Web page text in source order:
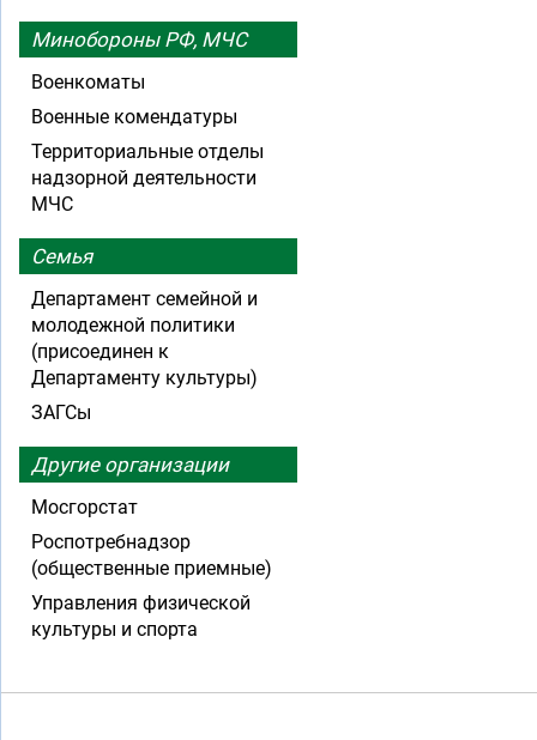
Минобороны РФ, МЧС
Военкоматы
Военные комендатуры
Территориальные отделы
надзорной деятельности
МЧС
Семья
Департамент семейной и
молодежной политики
(присоединен к
Департаменту культуры)
ЗАГСы
Другие организации
Мосгорстат
Роспотребнадзор
(общественные приемные)
Управления физической
культуры и спорта